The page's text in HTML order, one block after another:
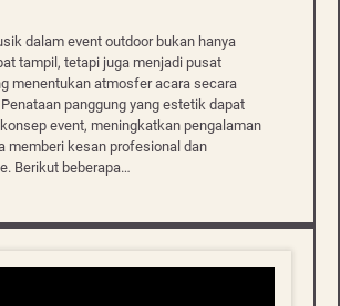
dalam event outdoor bukan hanya
tampil, tetapi juga menjadi pusat
menentukan atmosfer acara secara
panggung yang estetik dapat
event, meningkatkan pengalaman
memberi kesan profesional dan
Berikut beberapa…